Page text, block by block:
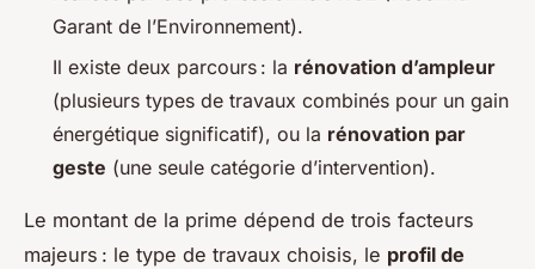
Garant de l’Environnement).
Il existe deux parcours : la rénovation d’ampleur
(plusieurs types de travaux combinés pour un gain
énergétique significatif), ou la rénovation par
geste (une seule catégorie d’intervention).
Le montant de la prime dépend de trois facteurs
majeurs : le type de travaux choisis, le profil de